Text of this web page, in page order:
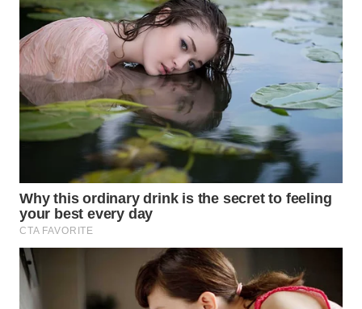
WN
KALTARA
WN
KALSEL
WN
KALTIM
SULSEL
WN
GORONTALO